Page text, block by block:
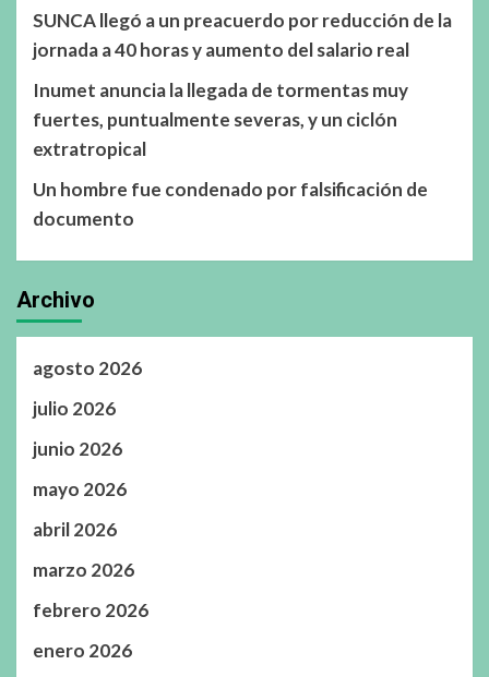
SUNCA llegó a un preacuerdo por reducción de la
jornada a 40 horas y aumento del salario real
Inumet anuncia la llegada de tormentas muy
fuertes, puntualmente severas, y un ciclón
extratropical
Un hombre fue condenado por falsificación de
documento
Archivo
agosto 2026
julio 2026
junio 2026
mayo 2026
abril 2026
marzo 2026
febrero 2026
enero 2026